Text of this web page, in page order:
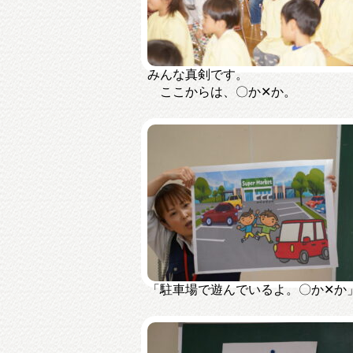
みんな真剣です。
ここからは、〇か✕か。
「駐車場で遊んでいるよ。〇か✕か